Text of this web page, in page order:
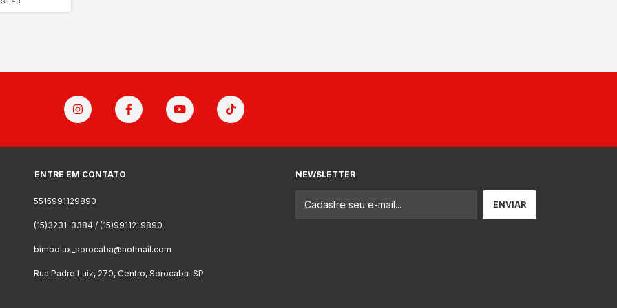
ENTRE EM CONTATO
5515991129890
(15)3231-3384 / (15)99112-9890
bimbolux_sorocaba@hotmail.com
Rua Padre Luiz, 270, Centro, Sorocaba-SP
NEWSLETTER